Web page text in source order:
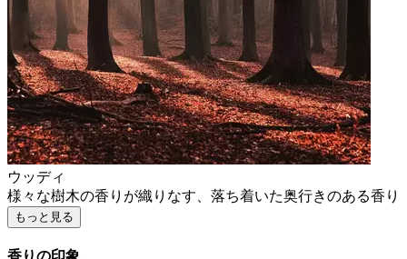
ウッディ
様々な樹木の香りが織りなす、落ち着いた奥行きのある香り
もっと見る